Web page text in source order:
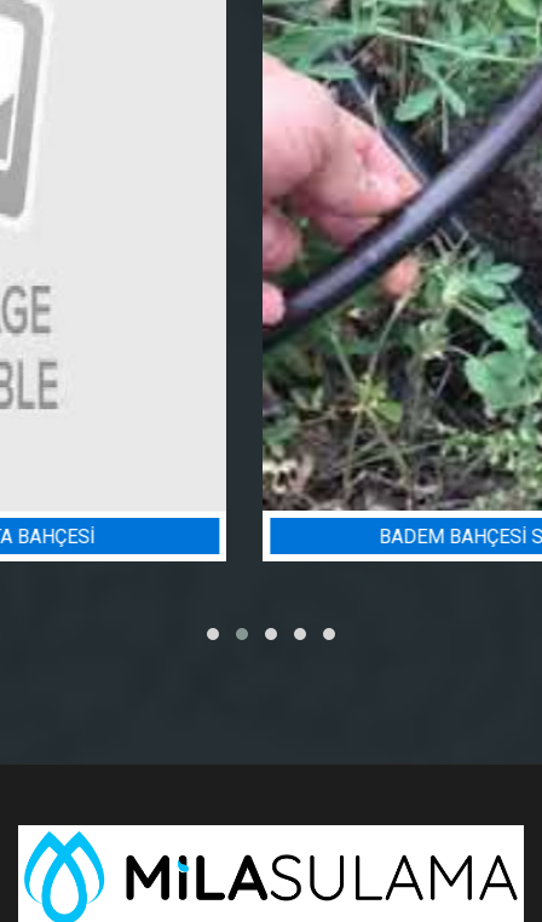
BADEM BAHÇESI SULAMA PROJESI